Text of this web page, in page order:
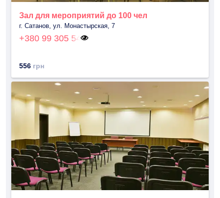
Зал для мероприятий до 100 чел
г. Сатанов, ул. Монастырская, 7
+380 99 305 54
556 грн